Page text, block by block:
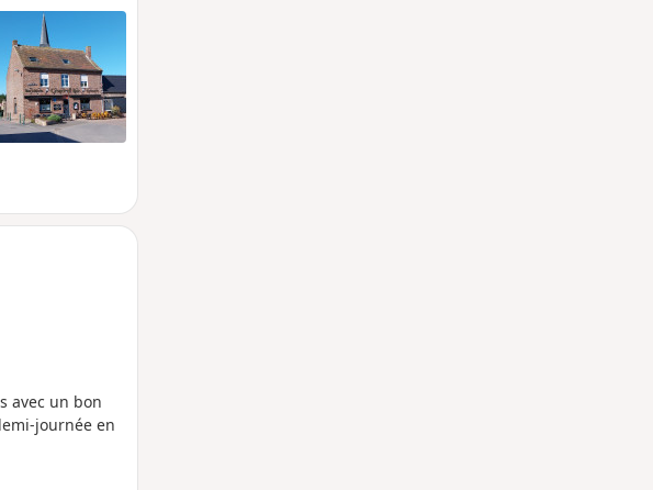
avec un bon
journée en